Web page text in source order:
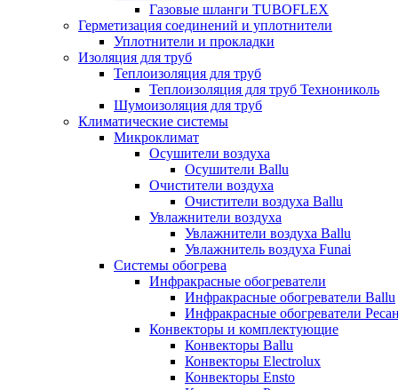
Газовые шланги TUBOFLEX
Герметизация соединений и уплотнители
Уплотнители и прокладки
Изоляция для труб
Теплоизоляция для труб
Теплоизоляция для труб Технониколь
Шумоизоляция для труб
Климатические системы
Микроклимат
Осушители воздуха
Осушители Ballu
Очистители воздуха
Очистители воздуха Ballu
Увлажнители воздуха
Увлажнители воздуха Ballu
Увлажнитель воздуха Funai
Системы обогрева
Инфракрасные обогреватели
Инфракрасные обогреватели Ballu
Инфракрасные обогреватели
Конвекторы и комплектующие
Конвекторы Ballu
Конвекторы Electrolux
Конвекторы Ensto